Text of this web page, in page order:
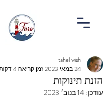
הזנת תינוקות
tahel wish
24 במאי 2023
זמן קריאה 4 דקות
עודכן: 14 בנוב׳ 2023